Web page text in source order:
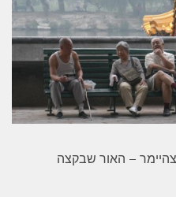
– האור שבקצה